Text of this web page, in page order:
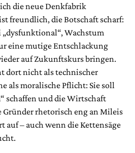
die neue Denkfabrik
freundlich, die Botschaft scharf:
„dysfunktional“, Wachstum
eine mutige Entschlackung
auf Zukunftskurs bringen.
dort nicht als technischer
als moralische Pflicht: Sie soll
schaffen und die Wirtschaft
Gründer rhetorisch eng an Mileis
auf – auch wenn die Kettensäge